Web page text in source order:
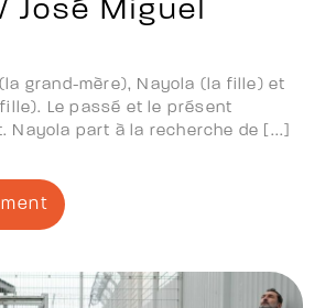
José Miguel
grand-mère), Nayola (la fille) et
Le passé et le présent
Nayola part à la recherche de [...]